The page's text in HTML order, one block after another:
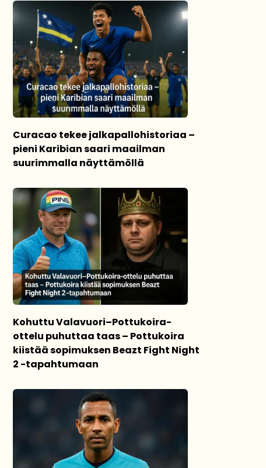
Curacao tekee jalkapallohistoriaa –
pieni Karibian saari maailman
suurimmalla näyttämöllä
Kohuttu Valavuori–Pottukoira-
ottelu puhuttaa taas – Pottukoira
kiistää sopimuksen Beazt Fight Night
2 -tapahtumaan